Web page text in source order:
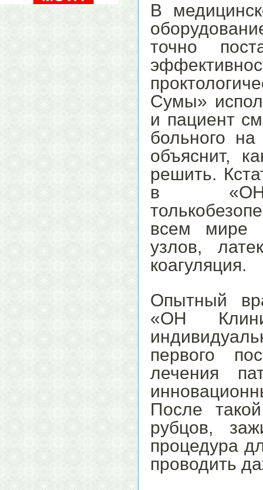
В
точно
Сумы»
и пациент
больного на
объяснит,
решить.
в «ОН
всем мире
узлов,
коагуляция.
Опытный
«ОН
первого
лечения
После
рубцов,
процедура
проводить